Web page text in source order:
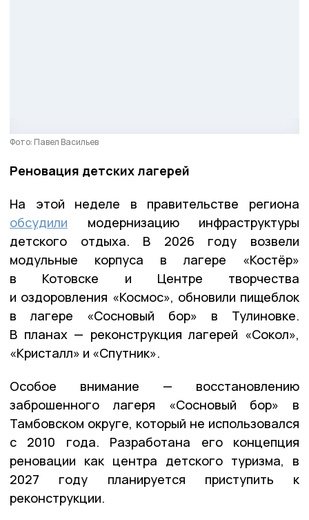
Фото: Павел Васильев
Реновация детских лагерей
На этой неделе в правительстве региона
обсудили модернизацию инфраструктуры
детского отдыха. В 2026 году возвели
модульные корпуса в лагере «Костёр»
в Котовске и Центре творчества
и оздоровления «Космос», обновили пищеблок
в лагере «Сосновый бор» в Тулиновке.
В планах — реконструкция лагерей «Сокол»,
«Кристалл» и «Спутник».
Особое внимание — восстановлению
заброшенного лагеря «Сосновый бор» в
Тамбовском округе, который не использовался
с 2010 года. Разработана его концепция
реновации как центра детского туризма, в
2027 году планируется приступить к
реконструкции.